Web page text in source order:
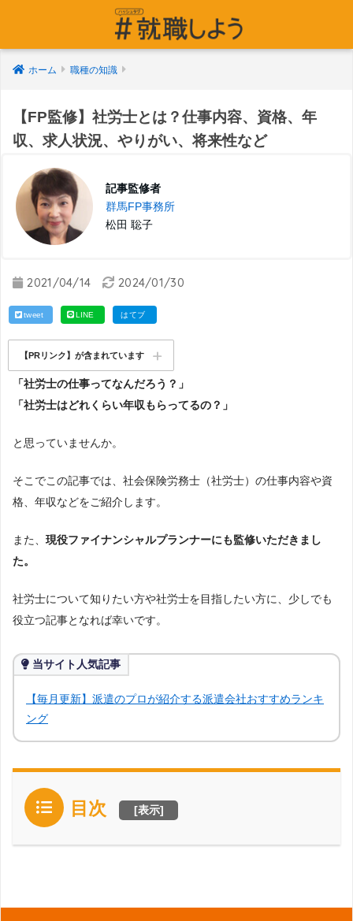
ホーム 職種の知識
【FP監修】社労士とは？仕事内容、資格、年
収、求人状況、やりがい、将来性など
記事監修者
群馬FP事務所
松田 聡子
2021/04/14 2024/01/30
tweet LINE はてブ
【PRリンク】が含まれています
「社労士の仕事ってなんだろう？」
「社労士はどれくらい年収もらってるの？」
と思っていませんか。
そこでこの記事では、社会保険労務士（社労士）の仕事内容や資
格、年収などをご紹介します。
また、 現役ファイナンシャルプランナーにも監修いただきまし
た。
社労士について知りたい方や社労士を目指したい方に、少しでも
役立つ記事となれば幸いです。
当サイト人気記事
【毎月更新】派遣のプロが紹介する派遣会社おすすめランキ
ング
目次 [表示]